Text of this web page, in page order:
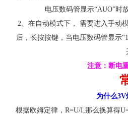
电压数码管显示“AUO”时
2、在自动模式下， 需要进入手动
后，长按按键，当电压数码管显示
注意：断电
为什么3V
根据欧姆定律，R=U/I,那么换算得